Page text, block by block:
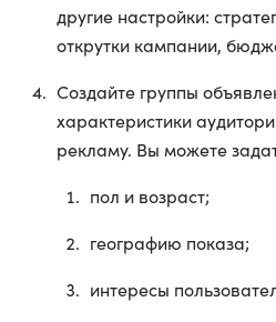
другие настройки:
открутки кампании,
Создайте группы
характеристики
рекламу. Вы можете
пол и возраст;
географию показа;
интересы